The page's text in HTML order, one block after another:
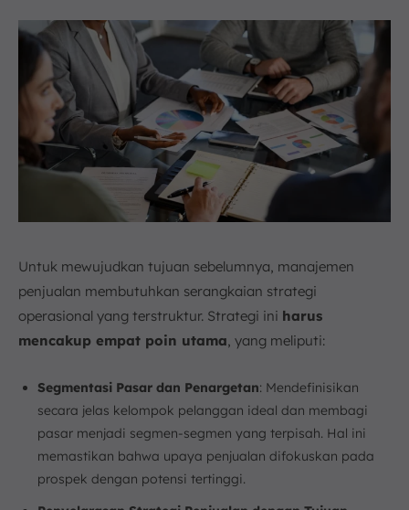
Untuk mewujudkan tujuan sebelumnya, manajemen
penjualan membutuhkan serangkaian strategi
operasional yang terstruktur. Strategi ini harus
mencakup empat poin utama, yang meliputi:
Segmentasi Pasar dan Penargetan: Mendefinisikan
secara jelas kelompok pelanggan ideal dan membagi
pasar menjadi segmen-segmen yang terpisah. Hal ini
memastikan bahwa upaya penjualan difokuskan pada
prospek dengan potensi tertinggi.